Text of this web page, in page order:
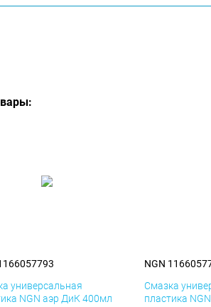
универсальная
NGN аэр ДиК 400мл
NGN
Смазка
пластика